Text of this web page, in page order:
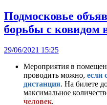
Подмосковье
борьбы с ковидом
29/06/2021 15:25
Мероприятия в
проводить можно, если
дистанция. На билете
максимальное
человек.